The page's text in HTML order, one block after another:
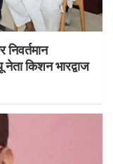
किशन भारद्वाज